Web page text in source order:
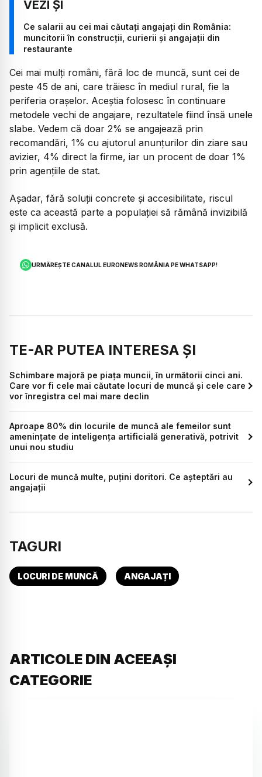
Ce salarii au cei mai căutați angajați din România:
muncitorii în construcții, curierii și angajații din
restaurante
Cei mai mulți români, fără loc de muncă, sunt cei de
peste 45 de ani, care trăiesc în mediul rural, fie la
periferia orașelor. Aceștia folosesc în continuare
metodele vechi de angajare, rezultatele fiind însă unele
slabe. Vedem că doar 2% se angajează prin
recomandări, 1% cu ajutorul anunțurilor din ziare sau
avizier, 4% direct la firme, iar un procent de doar 1%
prin agențiile de stat.
Așadar, fără soluții concrete și accesibilitate, riscul
este ca această parte a populației să rămână invizibilă
și implicit exclusă.
URMĂREȘTE CANALUL EURONEWS ROMÂNIA PE WHATSAPP!
TE-AR PUTEA INTERESA ȘI
Schimbare majoră pe piața muncii, în următorii cinci ani.
Care vor fi cele mai căutate locuri de muncă și cele care
vor înregistra cel mai mare declin
Aproape 80% din locurile de muncă ale femeilor sunt
amenințate de inteligența artificială generativă, potrivit
unui nou studiu
Locuri de muncă multe, puțini doritori. Ce așteptări au
angajații
TAGURI
LOCURI DE MUNCĂ ANGAJAȚI
ARTICOLE DIN ACEEAȘI
CATEGORIE